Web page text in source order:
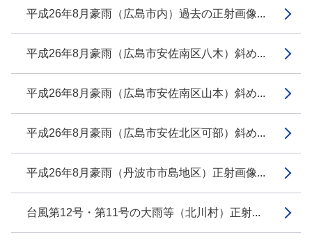
平成26年8月豪雨（広島市内）過去の正射画像...
平成26年8月豪雨（広島市安佐南区八木）斜め...
平成26年8月豪雨（広島市安佐南区山本）斜め...
平成26年8月豪雨（広島市安佐北区可部）斜め...
平成26年8月豪雨（丹波市市島地区）正射画像...
台風第12号・第11号の大雨等（北川村）正射...